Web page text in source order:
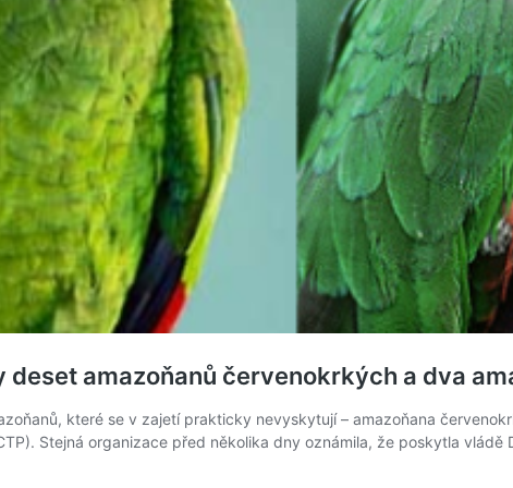
deset amazoňanů červenokrkých a dva
které se v zajetí prakticky nevyskytují – amazoňana
Stejná organizace před několika dny oznámila, že poskytla